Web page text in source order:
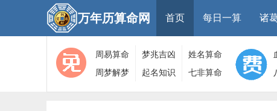
万年历算命网 首页 每日一算 诸
周易算命 梦兆吉凶
姓名算命
周梦解梦
大全
起名知识
算命
七非算命
网